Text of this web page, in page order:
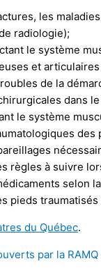
les
radiologie);
le système
et
de la
dans
le système
règles à suivre
selon
pieds
du Québec.
par la RAMQ